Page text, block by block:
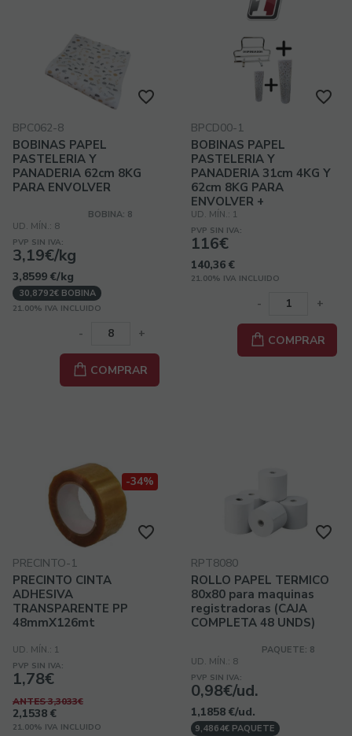
BPC062-8
BOBINAS PAPEL
PASTELERIA Y
PANADERIA 62cm 8KG
PARA ENVOLVER
BOBINA: 8
UD. MÍN.: 8
PVP SIN IVA:
3,19€/kg
3,8599 €/kg
30,8792€ BOBINA
21.00% IVA INCLUIDO
- +
COMPRAR
BPCD00-1
BOBINAS PAPEL
PASTELERIA Y
PANADERIA 31cm 4KG Y
62cm 8KG PARA
ENVOLVER +
DISPENSADOR (PACK)
UD. MÍN.: 1
PVP SIN IVA:
116€
140,36 €
21.00% IVA INCLUIDO
- +
COMPRAR
-34%
PRECINTO-1
PRECINTO CINTA
ADHESIVA
TRANSPARENTE PP
48mmX126mt
UD. MÍN.: 1
PVP SIN IVA:
1,78€
ANTES 3,3033€
2,1538 €
21.00% IVA INCLUIDO
RPT8080
ROLLO PAPEL TERMICO
80x80 para maquinas
registradoras (CAJA
COMPLETA 48 UNDS)
PAQUETE: 8
UD. MÍN.: 8
PVP SIN IVA:
0,98€/ud.
1,1858 €/ud.
9,4864€ PAQUETE